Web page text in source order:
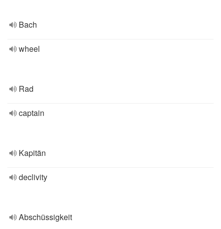
Bach
wheel
Rad
captain
Kapitän
declivity
Abschüssigkeit